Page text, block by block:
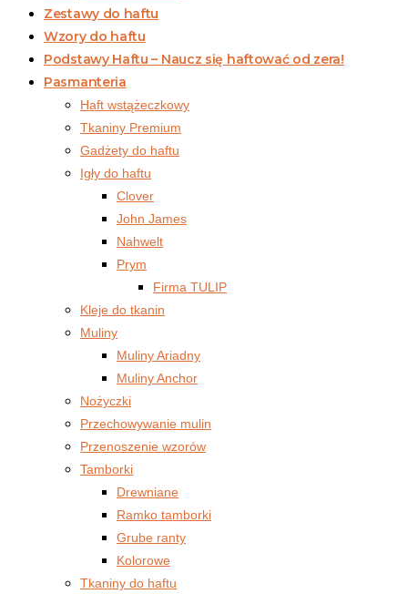
Zestawy do haftu
Wzory do haftu
Podstawy Haftu – Naucz się haftować od zera!
Pasmanteria
Haft wstążeczkowy
Tkaniny Premium
Gadżety do haftu
Igły do haftu
Clover
John James
Nahwelt
Prym
Firma TULIP
Kleje do tkanin
Muliny
Muliny Ariadny
Muliny Anchor
Nożyczki
Przechowywanie mulin
Przenoszenie wzorów
Tamborki
Drewniane
Ramko tamborki
Grube ranty
Kolorowe
Tkaniny do haftu